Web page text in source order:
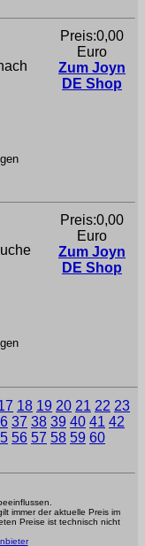
Preis:0,00
Euro
Zum Joyn
DE Shop
Preis:0,00
Euro
Zum Joyn
DE Shop
18 19 20 21 22 23
37 38 39 40 41 42
56 57 58 59 60
immer der aktuelle Preis im
Preise ist technisch nicht